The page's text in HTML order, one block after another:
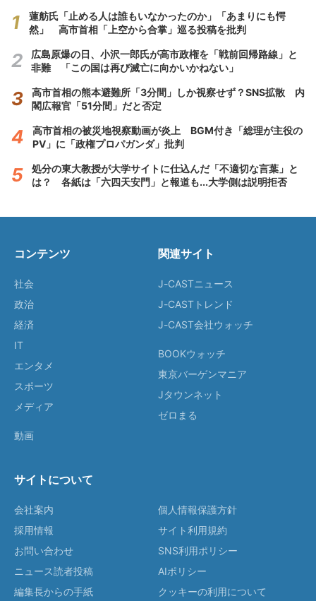
蓮舫氏「止める人は誰もいなかったのか」「あまりにも愕
然」 高市首相「上空から合掌」巡る投稿を批判
広島原爆の日、小沢一郎氏が高市政権を「戦前回帰路線」と
非難 「この国は再び滅亡に向かいかねない」
高市首相の熊本避難所「3分間」しか視察せず？SNS拡散 内
閣広報官「51分間」だと否定
高市首相の被災地視察動画が炎上 BGM付き「総理が主役の
PV」に「政権プロパガンダ」批判
処分の東大教授が大学サイトに仕込んだ「不適切な言葉」と
は？ 各紙は「六四天安門」と報道も...大学側は説明拒否
コンテンツ
社会
政治
経済
IT
エンタメ
スポーツ
メディア
動画
関連サイト
J-CASTニュース
J-CASTトレンド
J-CAST会社ウォッチ
BOOKウォッチ
東京バーゲンマニア
Jタウンネット
ゼロまる
サイトについて
会社案内
採用情報
お問い合わせ
ニュース読者投稿
編集長からの手紙
個人情報保護方針
サイト利用規約
SNS利用ポリシー
AIポリシー
クッキーの利用について